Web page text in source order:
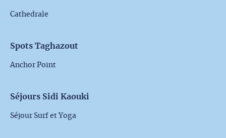
Cathedrale
Spots Taghazout
Anchor Point
Séjours Sidi Kaouki
Séjour Surf et Yoga